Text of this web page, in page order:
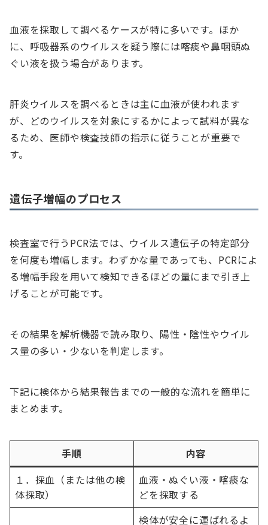
血液を採取して調べるケースが特に多いです。ほか
に、呼吸器系のウイルスを疑う際には喀痰や鼻咽頭ぬ
ぐい液を扱う場合があります。
肝炎ウイルスを調べるときは主に血液が使われます
が、どのウイルスを対象にするかによって試料が異な
るため、医師や検査技師の指示に従うことが重要で
す。
遺伝子増幅のプロセス
検査室で行うPCR法では、ウイルス遺伝子の特定部分
を何度も増幅します。わずかな量であっても、PCRによ
る増幅手段を用いて検知できるほどの量にまで引き上
げることが可能です。
その結果を解析機器で読み取り、陽性・陰性やウイル
ス量の多い・少ないを判定します。
下記に検体から結果報告までの一般的な流れを簡単に
まとめます。
手順
内容
１．採血（または他の検
体採取）
血液・ぬぐい液・喀痰な
どを採取する
検体が安全に運ばれるよ